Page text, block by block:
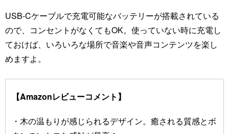
USB-Cケーブルで充電可能なバッテリーが搭載されている
ので、コンセントがなくてもOK。使っていない時に充電し
ておけば、いろいろな場所で音楽や音声コンテンツを楽し
めますよ。
【Amazonレビューコメント】
・木の温もりが感じられるデザイン。癒される質感とボ